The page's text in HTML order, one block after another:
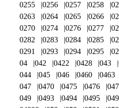
0255
0256 0257 0258
0263
0264 0265 0266
0270
0274 0276 0277
0282
0283 0284 0285
0291
0293 0294 0295
04
042 0422 0428 043
044
045 046 0460 0463
047
0470 0475 0476
049
0493 0494 0495